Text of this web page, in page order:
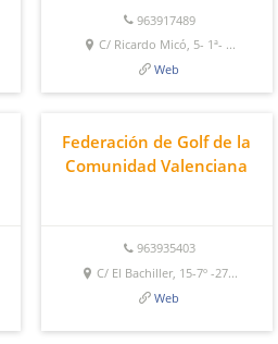
963917489
C/ Ricardo Micó, 5- 1ª- ...
Web
Federación de Golf de la
Comunidad Valenciana
963935403
C/ El Bachiller, 15-7º -27...
Web